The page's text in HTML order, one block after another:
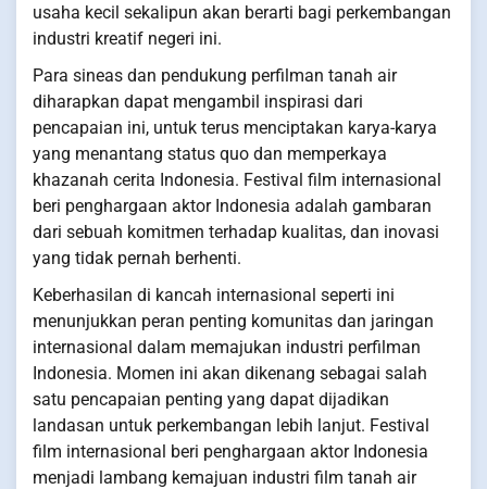
usaha kecil sekalipun akan berarti bagi perkembangan
industri kreatif negeri ini.
Para sineas dan pendukung perfilman tanah air
diharapkan dapat mengambil inspirasi dari
pencapaian ini, untuk terus menciptakan karya-karya
yang menantang status quo dan memperkaya
khazanah cerita Indonesia. Festival film internasional
beri penghargaan aktor Indonesia adalah gambaran
dari sebuah komitmen terhadap kualitas, dan inovasi
yang tidak pernah berhenti.
Keberhasilan di kancah internasional seperti ini
menunjukkan peran penting komunitas dan jaringan
internasional dalam memajukan industri perfilman
Indonesia. Momen ini akan dikenang sebagai salah
satu pencapaian penting yang dapat dijadikan
landasan untuk perkembangan lebih lanjut. Festival
film internasional beri penghargaan aktor Indonesia
menjadi lambang kemajuan industri film tanah air